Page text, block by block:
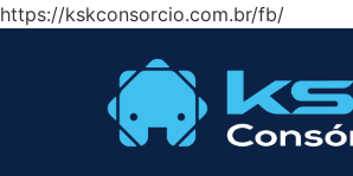
https://kskconsorcio.com.br/fb/